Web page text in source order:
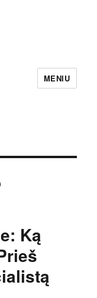
MENIU
Ką